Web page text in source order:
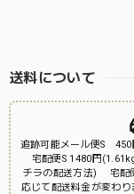
送料について
追跡可能メール便S
宅配便S 1480円
チラの配送方法) 宅配
応じて配送料金が変わ